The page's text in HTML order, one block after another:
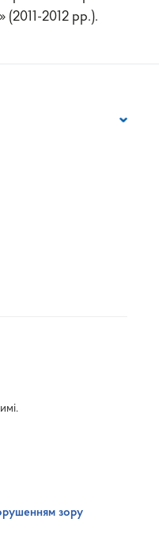
(2011-2012 рр.).
зору